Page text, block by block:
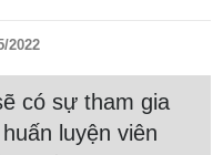
2022
có sự tham gia
luyện viên